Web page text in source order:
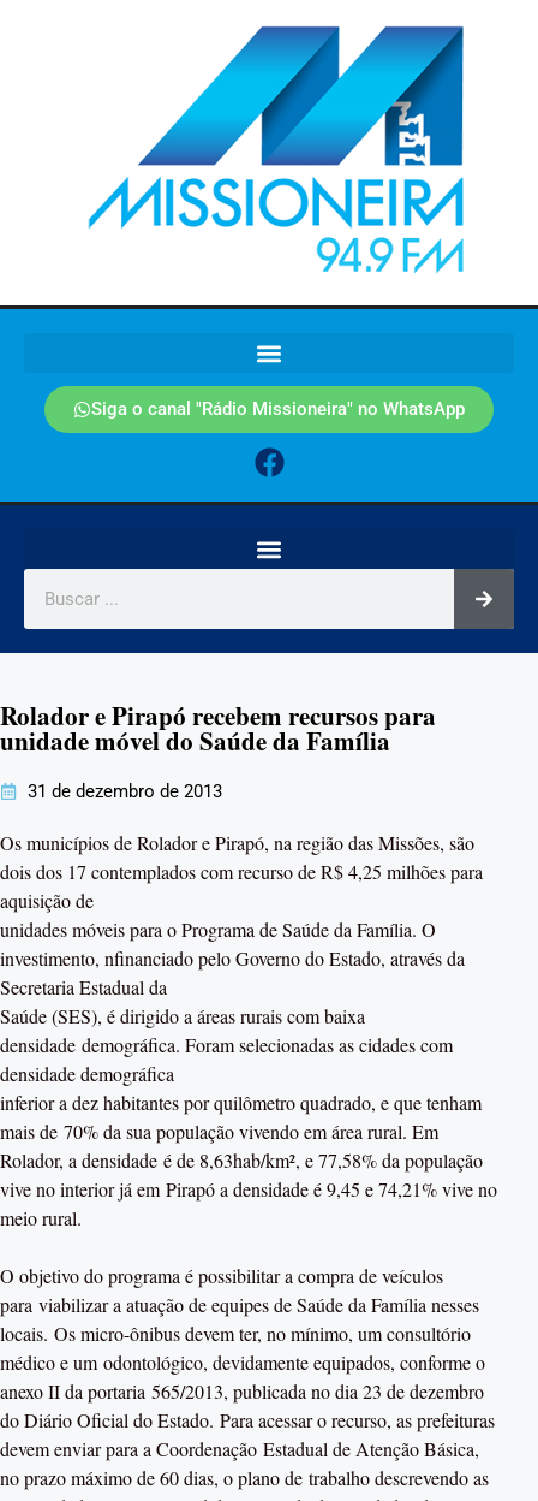
Siga o canal "Rádio Missioneira" no WhatsApp
Rolador e Pirapó recebem recursos para
unidade móvel do Saúde da Família
31 de dezembro de 2013
Os municípios de Rolador e Pirapó, na região das Missões, são
dois dos 17 contemplados com recurso de R$ 4,25 milhões para
aquisição de
unidades móveis para o Programa de Saúde da Família. O
investimento, nfinanciado pelo Governo do Estado, através da
Secretaria Estadual da
Saúde (SES), é dirigido a áreas rurais com baixa
densidade demográfica. Foram selecionadas as cidades com
densidade demográfica
inferior a dez habitantes por quilômetro quadrado, e que tenham
mais de 70% da sua população vivendo em área rural. Em
Rolador, a densidade é de 8,63hab/km², e 77,58% da população
vive no interior já em Pirapó a densidade é 9,45 e 74,21% vive no
meio rural.
O objetivo do programa é possibilitar a compra de veículos
para viabilizar a atuação de equipes de Saúde da Família nesses
locais. Os micro-ônibus devem ter, no mínimo, um consultório
médico e um odontológico, devidamente equipados, conforme o
anexo II da portaria 565/2013, publicada no dia 23 de dezembro
do Diário Oficial do Estado. Para acessar o recurso, as prefeituras
devem enviar para a Coordenação Estadual de Atenção Básica,
no prazo máximo de 60 dias, o plano de trabalho descrevendo as